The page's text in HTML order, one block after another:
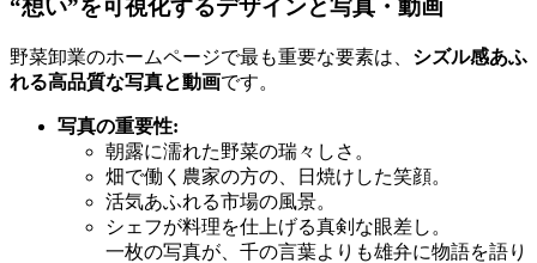
“想い”を可視化するデザインと写真・動画
野菜卸業のホームページで最も重要な要素は、 シズル感あふ
れる高品質な写真と動画です。
写真の重要性:
朝露に濡れた野菜の瑞々しさ。
畑で働く農家の方の、日焼けした笑顔。
活気あふれる市場の風景。
シェフが料理を仕上げる真剣な眼差し。
一枚の写真が、千の言葉よりも雄弁に物語を語り